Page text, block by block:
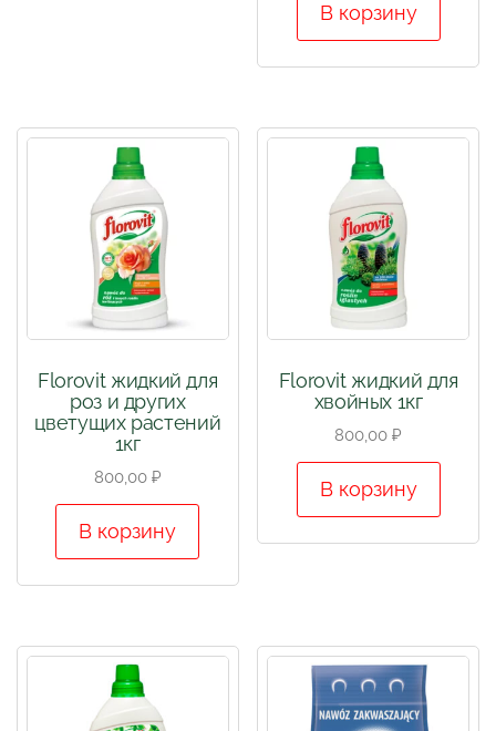
В корзину
Florovit жидкий для
роз и других
цветущих растений
1кг
800,00 ₽
В корзину
Florovit жидкий для
хвойных 1кг
800,00₽
В корзину